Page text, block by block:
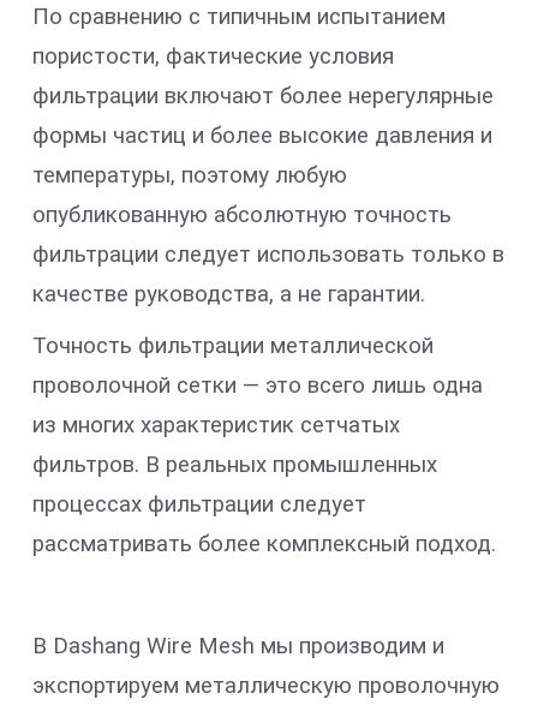
По сравнению с типичным испытанием
пористости, фактические условия
фильтрации включают более нерегулярные
формы частиц и более высокие давления и
температуры, поэтому любую
опубликованную абсолютную точность
фильтрации следует использовать только в
качестве руководства, а не гарантии.
Точность фильтрации металлической
проволочной сетки — это всего лишь одна
из многих характеристик сетчатых
фильтров. В реальных промышленных
процессах фильтрации следует
рассматривать более комплексный подход.
В Dashang Wire Mesh мы производим и
экспортируем металлическую проволочную